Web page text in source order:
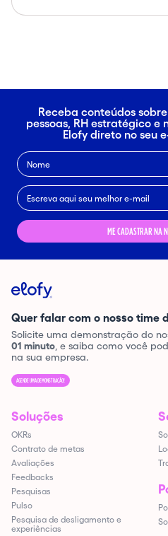
Receba conteúdos
pessoas, RH estratégico e
Elofy direto no seu
ME CADASTRAR NA
Quer falar com o nosso time
Solicite uma demonstração do
01 minuto , e saiba como você
na sua empresa.
AGENDE UMA DEMONSTRAÇÃO!
Soluções
OKRs
Contrato de metas
Avaliações
Feedbacks
Pesquisas
Pulso
Pesquisa de desligamento e
experiências